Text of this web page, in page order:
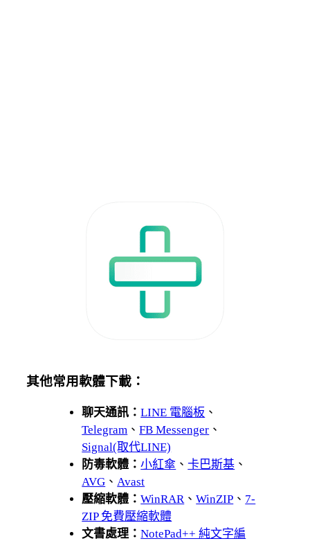
其他常用軟體下載：
聊天通訊：LINE 電腦板 、
Telegram 、FB Messenger 、
Signal(取代LINE)
防毒軟體：小紅傘 、卡巴斯基 、
AVG 、 Avast
壓縮軟體：WinRAR 、WinZIP 、 7-
ZIP 免費壓縮軟體
文書處理：NotePad++ 純文字編